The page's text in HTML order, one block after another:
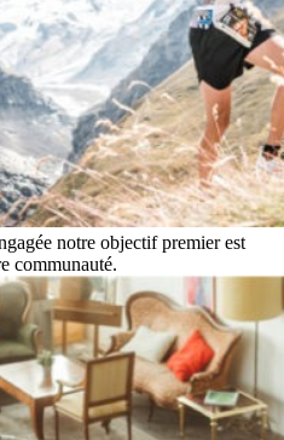
notre objectif premier est
communauté.